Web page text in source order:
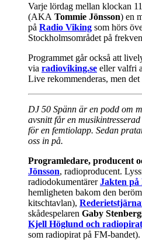
Varje lördag mellan klockan
(AKA Tommie Jönsson) en
på Radio Viking som hörs
Stockholmsområdet på
Programmet går också att
via radioviking.se eller valfri
Live rekommenderas, men
DJ 50 Spänn är en podd om
avsnitt får en
för en femtiolapp. Sedan
oss in på.
Programledare, producent
Jönsson, radioproducent.
radiodokumentärerJakten på
hemligheten bakom den
kitschtavlan),
skådespelaren Gaby
Kjell Höglund och
som radiopirat på FM-bandet).